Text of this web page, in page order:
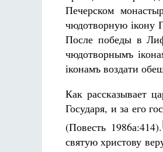
Печерском
чюдотворную ікону
После победы в
чюдотворнымъ
іконамъ воздати
Как рассказывает
Государя, и за его
(Повесть 1986а:414).
святую христову